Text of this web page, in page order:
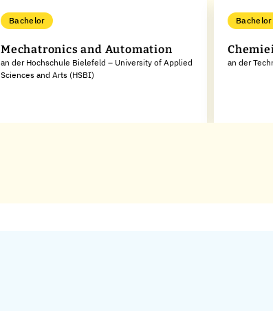
Bachelor
Mechatronics and Automation
an der Hochschule Bielefeld – University of Applied
Sciences and Arts (HSBI)
an der